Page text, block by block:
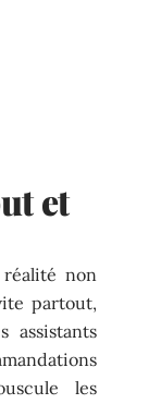
et
réalité non
partout,
assistants
les